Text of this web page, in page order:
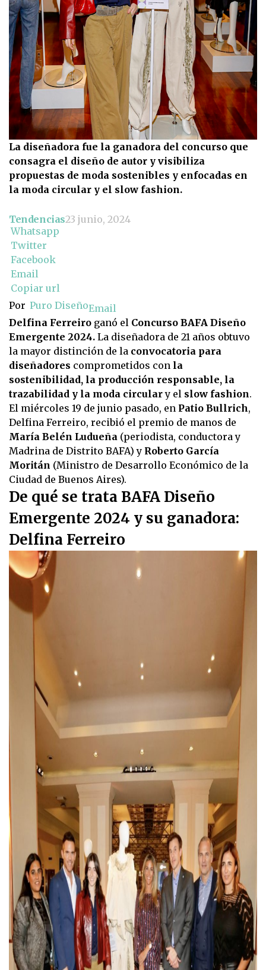
La diseñadora fue la ganadora del concurso que
consagra el diseño de autor y visibiliza
propuestas de moda sostenibles y enfocadas en
la moda circular y el slow fashion.
Tendencias23 junio, 2024
Whatsapp
Twitter
Facebook
Email
Copiar url
Por Puro DiseñoEmail
Delfina Ferreiro ganó el Concurso BAFA Diseño
Emergente 2024. La diseñadora de 21 años obtuvo
la mayor distinción de la convocatoria para
diseñadores comprometidos con la
sostenibilidad, la producción responsable, la
trazabilidad y la moda circulary el slow fashion.
El miércoles 19 de junio pasado, en Patio Bullrich,
Delfina Ferreiro, recibió el premio de manos de
María Belén Ludueña (periodista, conductora y
Madrina de Distrito BAFA) y Roberto García
Moritán (Ministro de Desarrollo Económico de la
Ciudad de Buenos Aires).
De qué se trata BAFA Diseño
Emergente 2024 y su ganadora:
Delfina Ferreiro